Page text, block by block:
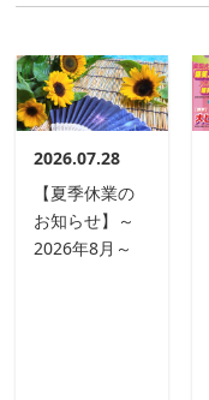
2026.07.28
【夏季休業の
お知らせ】～
2026年8月～